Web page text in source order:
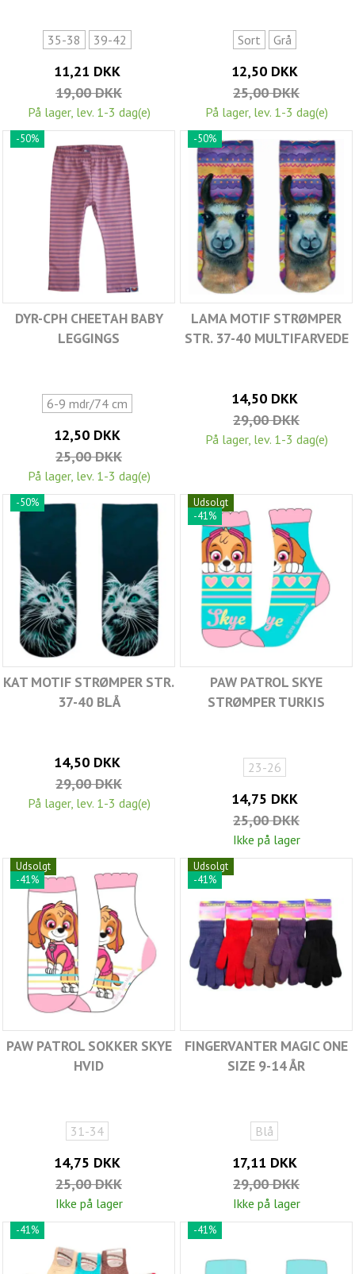
35-38 39-42
11,21 DKK
19,00 DKK
På lager, lev. 1-3 dag(e)
Sort Grå
12,50 DKK
25,00 DKK
På lager, lev. 1-3 dag(e)
-50%
DYR-CPH CHEETAH BABY
LEGGINGS
6-9 mdr/74 cm
12,50 DKK
25,00 DKK
På lager, lev. 1-3 dag(e)
-50%
LAMA MOTIF STRØMPER
STR. 37-40 MULTIFARVEDE
14,50 DKK
29,00 DKK
På lager, lev. 1-3 dag(e)
-50%
KAT MOTIF STRØMPER STR.
37-40 BLÅ
14,50 DKK
29,00 DKK
På lager, lev. 1-3 dag(e)
Udsolgt
-41%
PAW PATROL SKYE
STRØMPER TURKIS
23-26
14,75 DKK
25,00 DKK
Ikke på lager
Udsolgt
-41%
PAW PATROL SOKKER SKYE
HVID
31-34
14,75 DKK
25,00 DKK
Ikke på lager
Udsolgt
-41%
FINGERVANTER MAGIC ONE
SIZE 9-14 ÅR
Blå
17,11 DKK
29,00 DKK
Ikke på lager
-41% -41%